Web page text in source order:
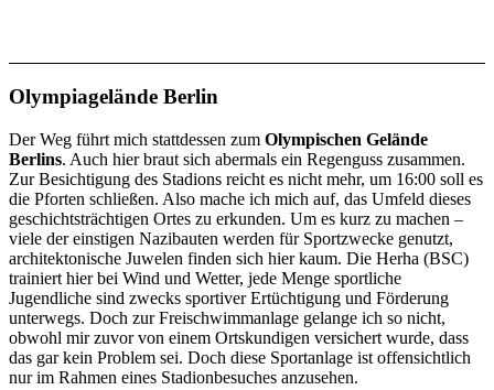
Olympiagelände Berlin
Der Weg führt mich stattdessen zum Olympischen Gelände
Berlins. Auch hier braut sich abermals ein Regenguss zusammen.
Zur Besichtigung des Stadions reicht es nicht mehr, um 16:00 soll es
die Pforten schließen. Also mache ich mich auf, das Umfeld dieses
geschichtsträchtigen Ortes zu erkunden. Um es kurz zu machen –
viele der einstigen Nazibauten werden für Sportzwecke genutzt,
architektonische Juwelen finden sich hier kaum. Die Herha (BSC)
trainiert hier bei Wind und Wetter, jede Menge sportliche
Jugendliche sind zwecks sportiver Ertüchtigung und Förderung
unterwegs. Doch zur Freischwimmanlage gelange ich so nicht,
obwohl mir zuvor von einem Ortskundigen versichert wurde, dass
das gar kein Problem sei. Doch diese Sportanlage ist offensichtlich
nur im Rahmen eines Stadionbesuches anzusehen.